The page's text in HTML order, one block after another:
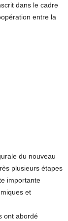
dans le cadre
entre la
du nouveau
plusieurs étapes
importante
et
ont abordé